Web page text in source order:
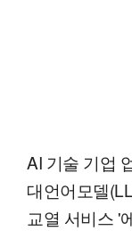
AI 기술 기업
대언어모델
교열 서비스 '